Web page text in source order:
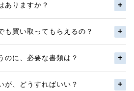
ありますか？
も買い取ってもらえるの？
のに、必要な書類は？
が、どうすればいい？